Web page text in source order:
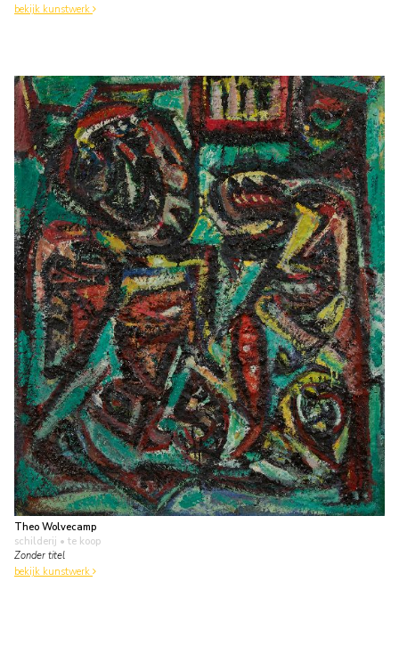
bekijk kunstwerk
Theo Wolvecamp
schilderij • te koop
Zonder titel
bekijk kunstwerk